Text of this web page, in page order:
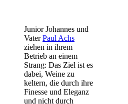
Junior Johannes und
VaterPaul Achs
ziehen in ihrem
Betrieb an einem
Strang: Das Ziel ist es
dabei, Weine zu
keltern, die durch ihre
Finesse und Eleganz
und nicht durch